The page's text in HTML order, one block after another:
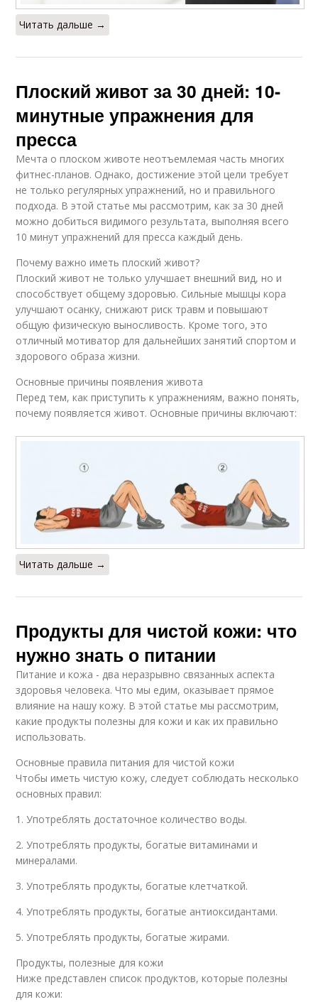
Читать дальше →
Плоский живот за 30 дней: 10-
минутные упражнения для
пресса
Мечта о плоском животе неотъемлемая часть многих
фитнес-планов. Однако, достижение этой цели требует
не только регулярных упражнений, но и правильного
подхода. В этой статье мы рассмотрим, как за 30 дней
можно добиться видимого результата, выполняя всего
10 минут упражнений для пресса каждый день.
Почему важно иметь плоский живот?
Плоский живот не только улучшает внешний вид, но и
способствует общему здоровью. Сильные мышцы кора
улучшают осанку, снижают риск травм и повышают
общую физическую выносливость. Кроме того, это
отличный мотиватор для дальнейших занятий спортом и
здорового образа жизни.
Основные причины появления живота
Перед тем, как приступить к упражнениям, важно понять,
почему появляется живот. Основные причины включают:
Читать дальше →
Продукты для чистой кожи: что
нужно знать о питании
Питание и кожа - два неразрывно связанных аспекта
здоровья человека. Что мы едим, оказывает прямое
влияние на нашу кожу. В этой статье мы рассмотрим,
какие продукты полезны для кожи и как их правильно
использовать.
Основные правила питания для чистой кожи
Чтобы иметь чистую кожу, следует соблюдать несколько
основных правил:
1. Употреблять достаточное количество воды.
2. Употреблять продукты, богатые витаминами и
минералами.
3. Употреблять продукты, богатые клетчаткой.
4. Употреблять продукты, богатые антиоксидантами.
5. Употреблять продукты, богатые жирами.
Продукты, полезные для кожи
Ниже представлен список продуктов, которые полезны
для кожи: